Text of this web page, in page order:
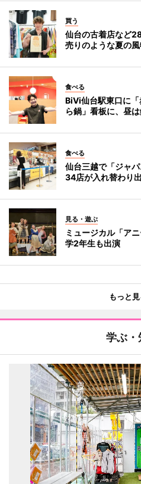
買う
仙台の古着店など
売りのような夏の
食べる
BiVi仙台駅東口に
ら鍋」看板に、昼
食べる
仙台三越で「ジャ
34店が入れ替わり
見る・遊ぶ
ミュージカル「ア
学2年生も出演
もっと
学ぶ・